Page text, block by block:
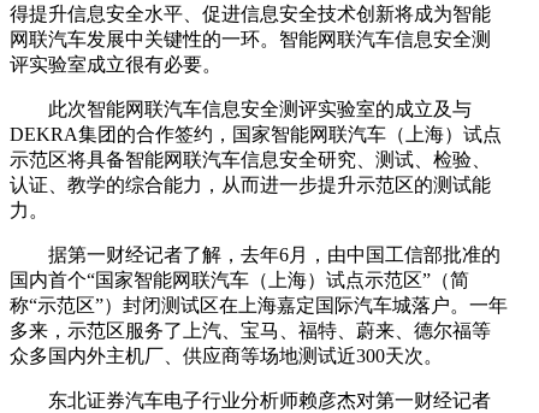
得提升信息安全水平、促进信息安全技术创新将成为智能
网联汽车发展中关键性的一环。智能网联汽车信息安全测
评实验室成立很有必要。
此次智能网联汽车信息安全测评实验室的成立及与
DEKRA集团的合作签约，国家智能网联汽车（上海）试点
示范区将具备智能网联汽车信息安全研究、测试、检验、
认证、教学的综合能力，从而进一步提升示范区的测试能
力。
据第一财经记者了解，去年6月，由中国工信部批准的
国内首个“国家智能网联汽车（上海）试点示范区”（简
称“示范区”）封闭测试区在上海嘉定国际汽车城落户。一年
多来，示范区服务了上汽、宝马、福特、蔚来、德尔福等
众多国内外主机厂、供应商等场地测试近300天次。
东北证券汽车电子行业分析师赖彦杰对第一财经记者